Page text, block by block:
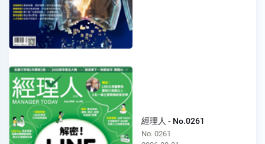
經理人 - No.0261
No. 0261